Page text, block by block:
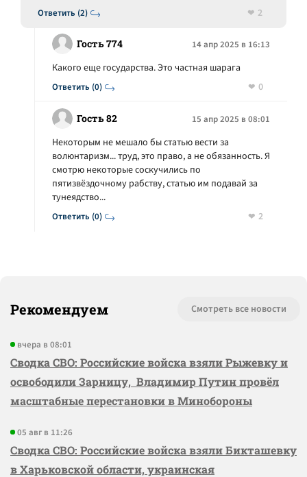
Ответить (2)
2
Гость 774 14 апр 2025 в 16:13
Ответить (0)
Какого еще государства. Это частная шарага
0
Гость 82 15 апр 2025 в 08:01
Ответить (0)
Некоторым не мешало бы статью вести за
волюнтаризм... труд, это право, а не обязанность. Я
смотрю некоторые соскучились по
пятизвёздочному рабству, статью им подавай за
тунеядство...
2
Рекомендуем Смотреть все новости
вчера в 08:01
Сводка СВО: Российские войска взяли Рыжевку и
освободили Зарницу, Владимир Путин провёл
масштабные перестановки в Минобороны
05 авг в 11:26
Сводка СВО: Российские войска взяли Бикташевку
в Харьковской области, украинская